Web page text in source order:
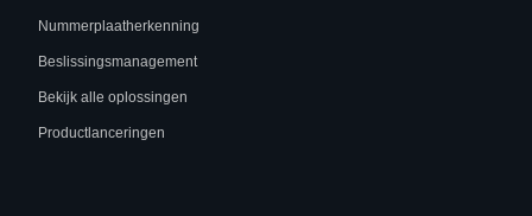
Nummerplaatherkenning
Beslissingsmanagement
Bekijk alle oplossingen
Productlanceringen